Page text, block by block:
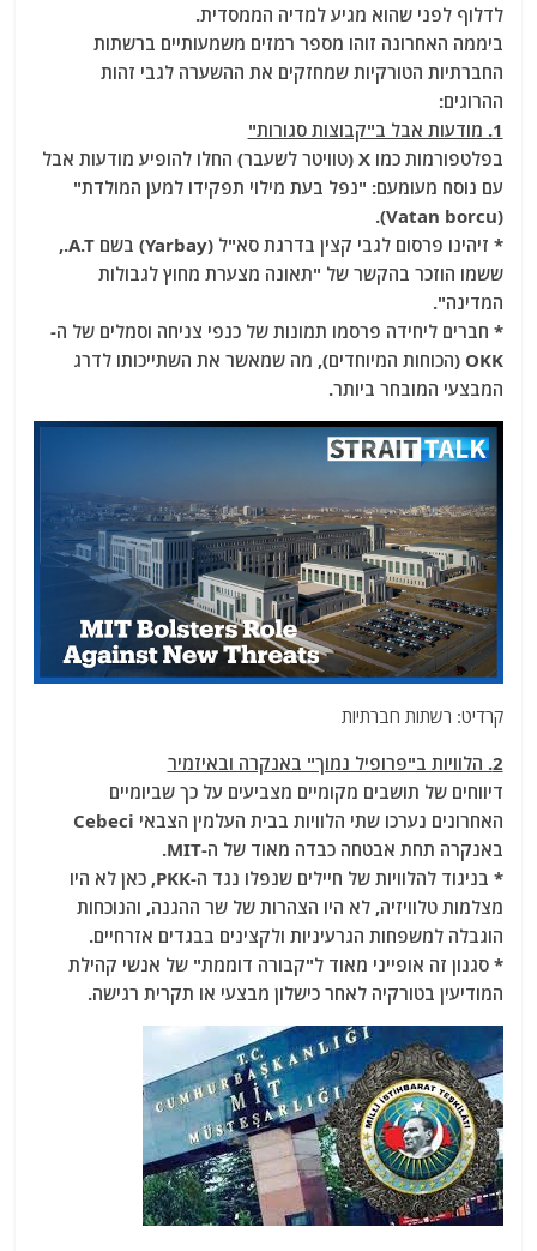
לדלוף לפני שהוא מגיע למדיה הממסדית.
ביממה האחרונה זוהו מספר רמזים משמעותיים ברשתות
החברתיות הטורקיות שמחזקים את ההשערה לגבי זהות
ההרוגים:
1. מודעות אבל ב"קבוצות סגורות"
בפלטפורמות כמו X (טוויטר לשעבר) החלו להופיע מודעות אבל
עם נוסח מעומעם: "נפל בעת מילוי תפקידו למען המולדת"
(Vatan borcu).
* זיהינו פרסום לגבי קצין בדרגת סא"ל (Yarbay) בשם A.T.,
ששמו הוזכר בהקשר של "תאונה מצערת מחוץ לגבולות
המדינה".
* חברים ליחידה פרסמו תמונות של כנפי צניחה וסמלים של ה-
OKK (הכוחות המיוחדים), מה שמאשר את השתייכותו לדרג
המבצעי המובחר ביותר.
קרדיט: רשתות חברתיות
2. הלוויות ב"פרופיל נמוך" באנקרה ובאיזמיר
דיווחים של תושבים מקומיים מצביעים על כך שביומיים
האחרונים נערכו שתי הלוויות בבית העלמין הצבאי Cebeci
באנקרה תחת אבטחה כבדה מאוד של ה-MIT.
* בניגוד להלוויות של חיילים שנפלו נגד ה-PKK, כאן לא היו
מצלמות טלוויזיה, לא היו הצהרות של שר ההגנה, והנוכחות
הוגבלה למשפחות הגרעיניות ולקצינים בבגדים אזרחיים.
* סגנון זה אופייני מאוד ל"קבורה דוממת" של אנשי קהילת
המודיעין בטורקיה לאחר כישלון מבצעי או תקרית רגישה.